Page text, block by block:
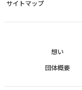
サイトマップ
想い
団体概要